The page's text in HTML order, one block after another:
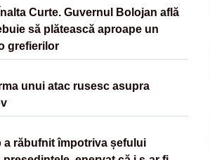
Curte. Guvernul Bolojan află
să plătească aproape un
grefierilor
unui atac rusesc asupra
a răbufnit împotriva șefului